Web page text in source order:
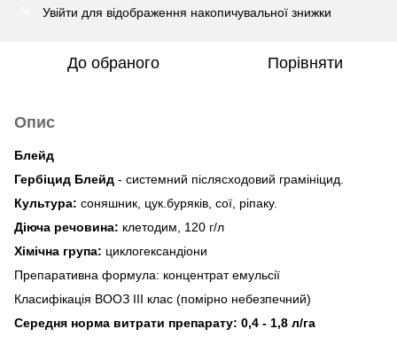
Увійти для відображення накопичувальної знижки
До обраного Порівняти
Опис
Блейд
Гербіцид Блейд - системний післясходовий грамініцид.
Культура: соняшник, цук.буряків, сої, ріпаку.
Діюча речовина: клетодим, 120 г/л
Хімічна група: циклогександіони
Препаративна формула: концентрат емульсії
Класифікація ВООЗ III клас (помірно небезпечний)
Середня норма витрати препарату: 0,4 - 1,8 л/га